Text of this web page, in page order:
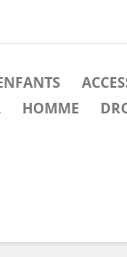
HOMME